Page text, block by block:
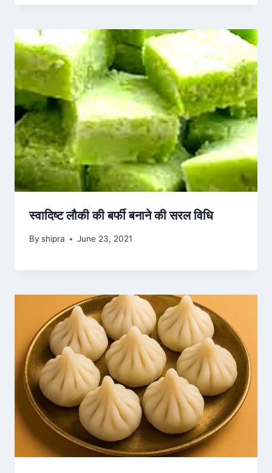
स्वादिष्ट लौकी की बर्फी बनाने की सरल विधि
By shipra June 23, 2021